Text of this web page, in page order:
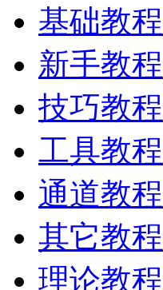
基础教程
新手教程
技巧教程
工具教程
通道教程
其它教程
理论教程